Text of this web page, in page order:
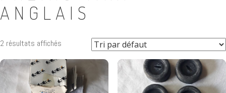
ANGLAIS
2 résultats affichés